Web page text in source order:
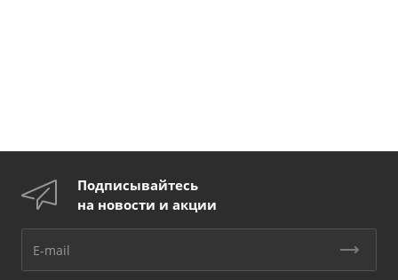
Подписывайтесь
на новости и акции